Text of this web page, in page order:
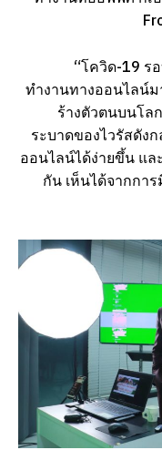
“โควิด-19 รอบ
ทำงานทางออนไลน์
ร้างตัวตนบนโล
ระบาดของไวรัสดัง
ออนไลน์ได้ง่ายขึ้น แ
กัน เห็นได้จากกา